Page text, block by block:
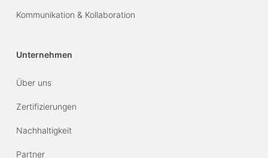
Kommunikation & Kollaboration
Unternehmen
Über uns
Zertifizierungen
Nachhaltigkeit
Partner